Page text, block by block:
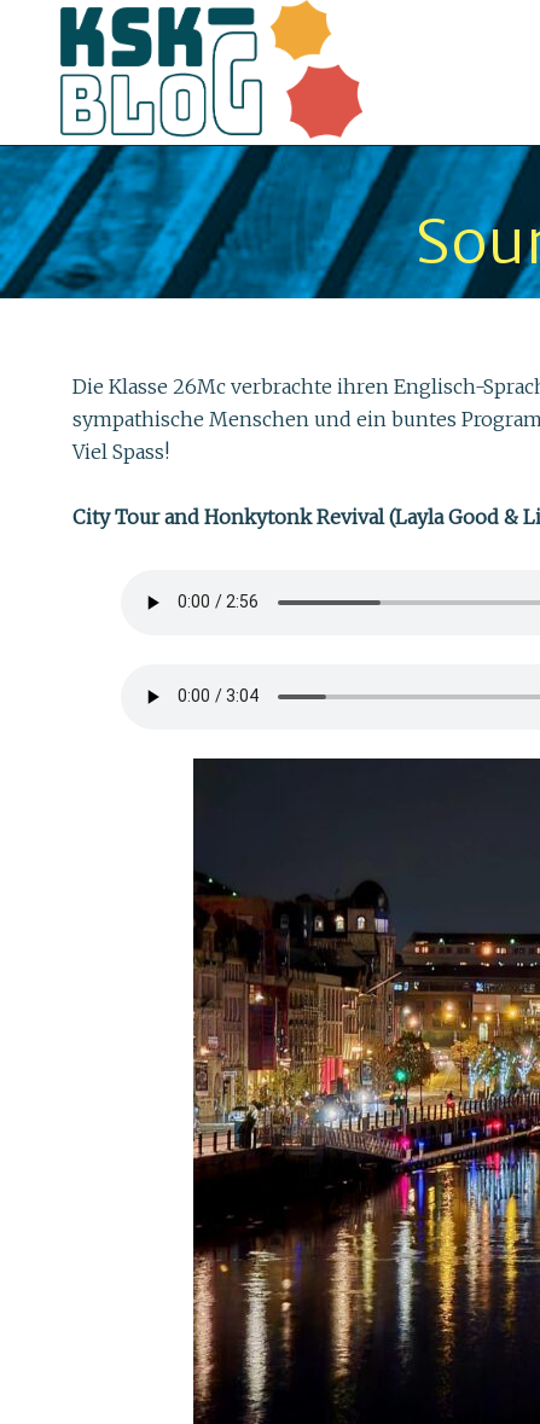
Die Klasse 26Mc verbrachte ihren Englisch-
sympathische Menschen und ein buntes
Viel Spass!
City Tour and Honkytonk Revival (Layla Good &